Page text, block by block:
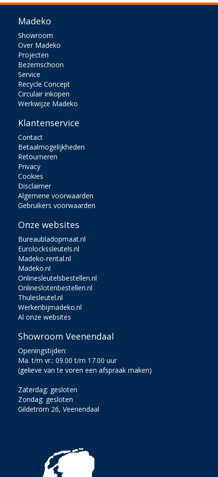
Madeko
Showroom
Over Madeko
Projecten
Bezemschoon
Service
Recycle Concept
Circulair inkopen
Werkwijze Madeko
Klantenservice
Contact
Betaalmogelijkheden
Retourneren
Privacy
Cookies
Disclaimer
Algemene voorwaarden
Gebruikers voorwaarden
Onze websites
Bureaubladopmaat.nl
Eurolockssleutels.nl
Madeko-rental.nl
Madeko.nl
Onlinesleutelsbestellen.nl
Onlineslotenbestellen.nl
Thulesleutel.nl
Werkenbijmadeko.nl
Al onze websites
Showroom Veenendaal
Openingstijden:
Ma. t/m vr.: 09.00 t/m 17.00 uur
(gelieve van te voren een afspraak maken)
Zaterdag: gesloten
Zondag: gesloten
Gildetrom 26, Veenendaal